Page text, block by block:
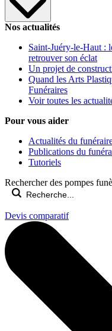
Nos actualités
Saint-Juéry-le-Haut :
retrouver son éclat
Un projet de
Quand les Arts
Funéraires
Voir toutes les
Pour vous aider
Actualités du
Publications du
Tutoriels
Rechercher des pompes
Devis comparatif